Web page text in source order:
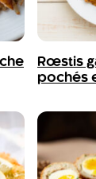
Rœstis
pochés